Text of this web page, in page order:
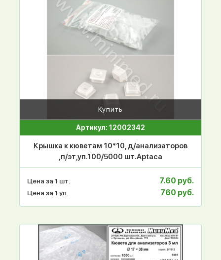
Купить
Артикул: 12002342
Крышка к кюветам 10*10, д/анализаторов
,п/эт,уп.100/5000 шт.Aptaca
Цена за 1 шт. 7.60 руб.
Цена за 1 уп. 760 руб.